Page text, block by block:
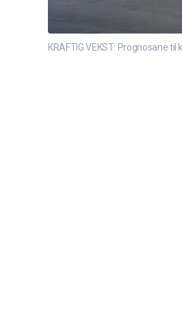
KRAFTIG VEKST: Prognosane